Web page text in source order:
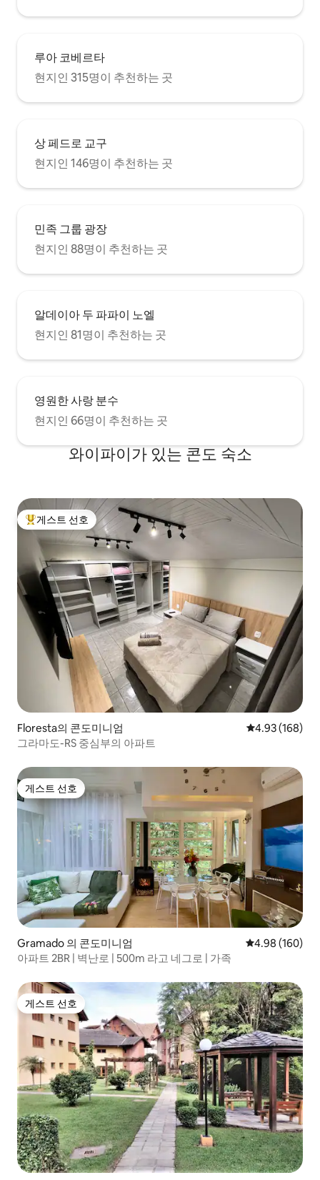
루아 코베르타
현지인 315명이 추천하는 곳
상 페드로 교구
현지인 146명이 추천하는 곳
민족 그룹 광장
현지인 88명이 추천하는 곳
알데이아 두 파파이 노엘
현지인 81명이 추천하는 곳
영원한 사랑 분수
현지인 66명이 추천하는 곳
와이파이가 있는 콘도 숙소
상위 게스트 선호
게스트 선호
Floresta의 콘도미니엄 평점 4.93점(5
4.93 (168)
그라마도-RS 중심부의 아파트
게스트 선호
게스트 선호
Gramado 의 콘도미니엄 평점 4.98점(5
4.98 (160)
아파트 2BR | 벽난로 | 500m 라고 네그로 | 가족
게스트 선호
게스트 선호